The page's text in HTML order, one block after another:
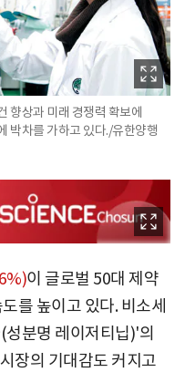
향상과 미래 경쟁력 확보에
박차를 가하고 있다./유한양행
이 글로벌 50대 제약
를 높이고 있다. 비소세
분명 레이저티닙)'의
장의 기대감도 커지고